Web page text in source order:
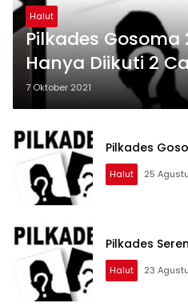
Halut
Pilkades Gosoma
Hanya Diikuti 2
7 Oktober 2021
Pilkades
Halut 25
Halut 23